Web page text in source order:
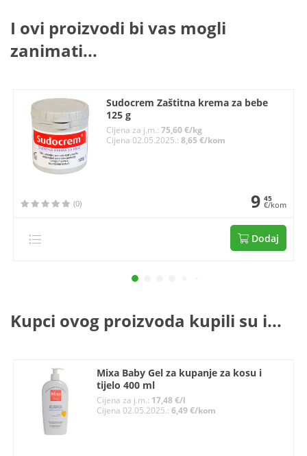
I ovi proizvodi bi vas mogli
zanimati...
Sudocrem Zaštitna krema za bebe
125 g
Cijena za j.m.: 75,60 €/kg
Cijena 02.05.2025.: 8,65 €/kom
(0) 9 45
€/kom
Dodaj
Kupci ovog proizvoda kupili su i...
Mixa Baby Gel za kupanje za kosu i
tijelo 400 ml
Cijena za j.m.: 17,48 €/l
Cijena 02.05.2025.: 6,49 €/kom